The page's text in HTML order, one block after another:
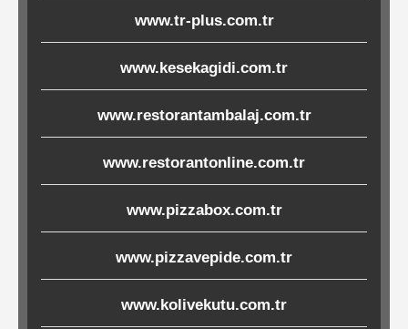
Buklet
Ürünler
Poşetler
&
Çöp
Torbaları
Tepsi
www.tr-plus.com.tr
www.kesekagidi.com.tr
www.restorantambalaj.com.tr
www.restorantonline.com.tr
www.pizzabox.com.tr
www.pizzavepide.com.tr
www.kolivekutu.com.tr